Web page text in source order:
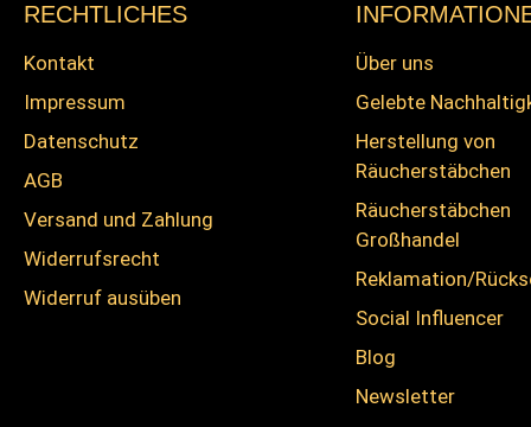
RECHTLICHES
Kontakt
Impressum
Datenschutz
AGB
Versand und Zahlung
Widerrufsrecht
Widerruf ausüben
Über uns
Gelebte
Herstellung von
Räucherstäbchen
Räucherstäbchen
Großhandel
Reklamation/
Social Influencer
Blog
Newsletter